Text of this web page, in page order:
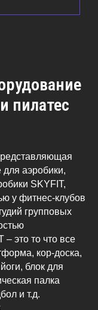
пилатес
для аэробики,
SKYFIT,
у фитнес-клубов
групповых
– это то что все
кор-доска,
блок для
палка
и т.д.